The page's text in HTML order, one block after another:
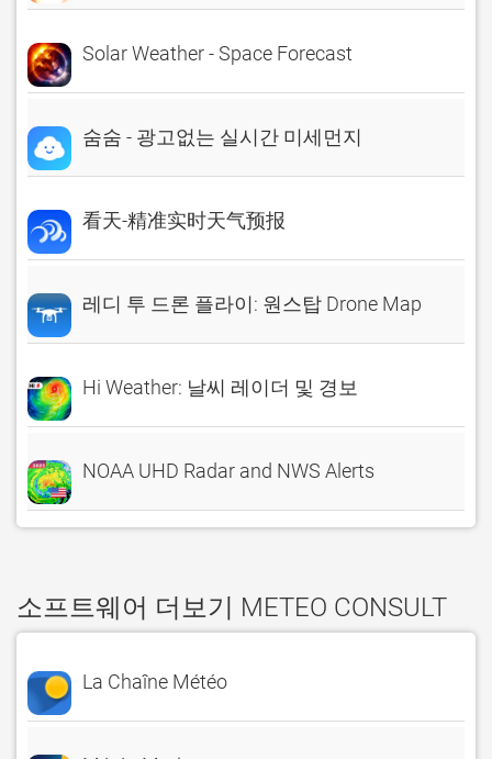
Solar Weather - Space Forecast
숨숨 - 광고없는 실시간 미세먼지
看天-精准实时天气预报
레디 투 드론 플라이: 원스탑 Drone Map
Hi Weather: 날씨 레이더 및 경보
NOAA UHD Radar and NWS Alerts
소프트웨어 더보기 METEO CONSULT
La Chaîne Météo